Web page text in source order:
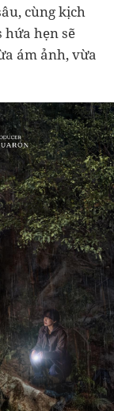
cùng kịch
hẹn sẽ
ám ảnh, vừa